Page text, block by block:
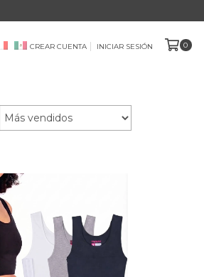
CREAR CUENTA INICIAR SESIÓN 0